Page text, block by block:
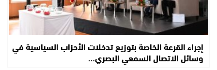
إجراء القرعة الخاصة بتوزيع تدخلات الأحزاب السياسية في
وسائل الاتصال السمعي البصري…